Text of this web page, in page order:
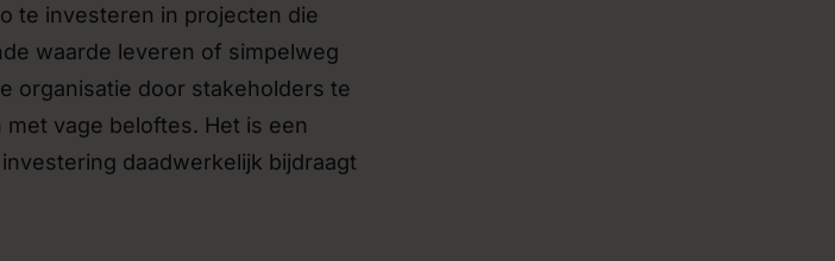
te investeren in projecten die
waarde leveren of simpelweg
organisatie door stakeholders te
vage beloftes. Het is een
daadwerkelijk bijdraagt